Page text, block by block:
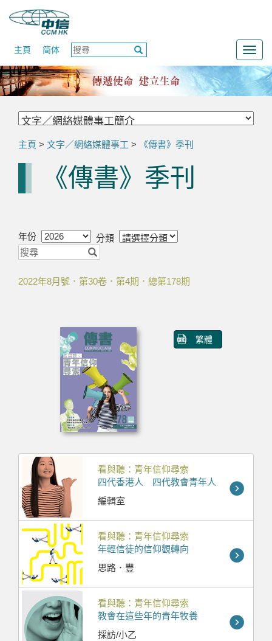
主頁 简体
主頁 > 文字／網絡媒體事工 > 《傳書》季刊
《傳書》季刊
年份 分類
2022年8月號．第30卷．第4期．總第178期
繁體
看與聽：青年信仰尋索
四代香港人 四代教會青年人
編輯室
看與聽：青年信仰尋索
年輕信徒的信仰觀轉向
思路．豐
看與聽：青年信仰尋索
教會在這些年的青年牧養
採訪/小乙